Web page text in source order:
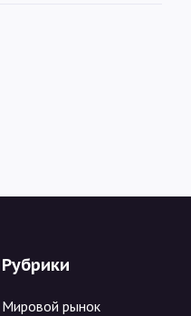
Рубрики
Мировой рынок